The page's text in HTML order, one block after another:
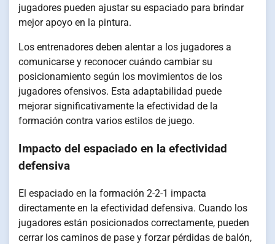
jugadores pueden ajustar su espaciado para brindar
mejor apoyo en la pintura.
Los entrenadores deben alentar a los jugadores a
comunicarse y reconocer cuándo cambiar su
posicionamiento según los movimientos de los
jugadores ofensivos. Esta adaptabilidad puede
mejorar significativamente la efectividad de la
formación contra varios estilos de juego.
Impacto del espaciado en la efectividad
defensiva
El espaciado en la formación 2-2-1 impacta
directamente en la efectividad defensiva. Cuando los
jugadores están posicionados correctamente, pueden
cerrar los caminos de pase y forzar pérdidas de balón,